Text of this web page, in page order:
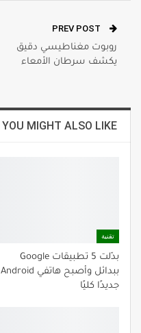
روبوت مغناطيسي دقيق
يكشف سرطان الأمعاء
YOU MIGHT ALSO LIKE
تقنية
بدّلت 5 تطبيقات Google
ببدائل وأصبح هاتفي Android
جديدًا كليًا